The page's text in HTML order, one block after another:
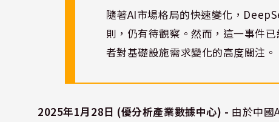
隨著AI市場格局的快速變化，
則，仍有待觀察。然而，這一事件
者對基礎設施需求變化的高度關注。
2025年1月28日 (優分析產業數據中心) - 由於中國